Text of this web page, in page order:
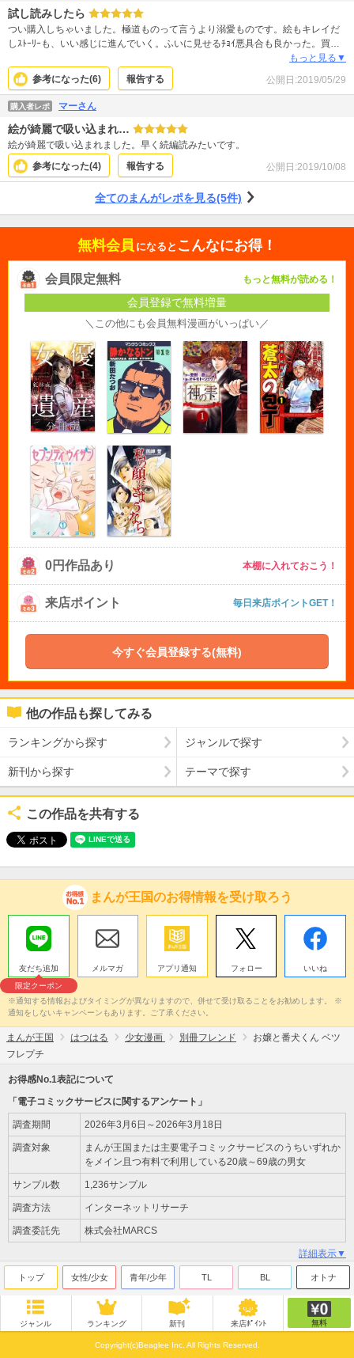
試し読みしたら
つい購入しちゃいました。極道ものって言うより溺愛ものです。絵もキレイだ
しｽﾄｰﾘｰも、いい感じに進んでいく。ふいに見せるﾁｮｲ悪具合も良かった。買っ
もっと見る▼
参考になった(6) 報告する 公開日:2019/05/29
購入者レポ マーさん
絵が綺麗で吸い込まれ…
絵が綺麗で吸い込まれました。早く続編読みたいです。
参考になった(4) 報告する 公開日:2019/10/08
全てのまんがレポを見る(5件)
無料会員 になると こんなにお得！
会員限定無料 もっと無料が読める！
会員登録で無料増量
＼この他にも会員無料漫画がいっぱい／
0円作品あり 本棚に入れておこう！
来店ポイント 毎日来店ポイントGET！
今すぐ会員登録する(無料)
他の作品も探してみる
ランキングから探す ジャンルで探す
新刊から探す テーマで探す
この作品を共有する
まんが王国のお得情報を受け取ろう
友だち追加
限定クーポン
メルマガ アプリ通知 フォロー いいね
※通知する情報およびタイミングが異なりますので、併せて受け取ることをお勧めします。 ※
通知をしないキャンペーンもあります。ご了承ください。
まんが王国 はつはる 少女漫画 別冊フレンド
お嬢と番犬くん ベツ
フレプチ
お得感No.1表記について
「電子コミックサービスに関するアンケート」
調査期間 2026年3月6日～2026年3月18日
調査対象
まんが王国または主要電子コミックサービスのうちいずれか
をメイン且つ有料で利用している20歳～69歳の男女
サンプル数 1,236サンプル
調査方法 インターネットリサーチ
調査委託先 株式会社MARCS
詳細表示▼
トップ 女性/少女 青年/少年 TL BL オトナ
ジャンル ランキング 新刊 来店ﾎﾟｲﾝﾄ 無料
Copyright(c)Beaglee Inc. All Rights Reserved.